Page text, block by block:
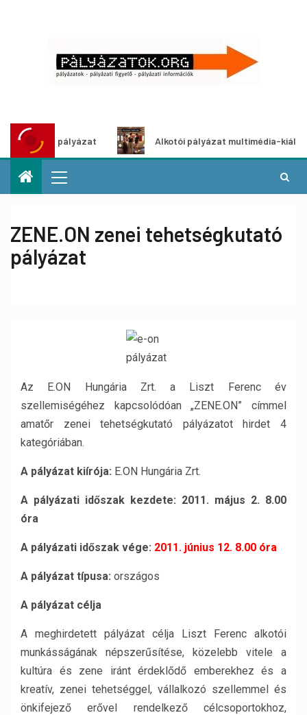
Alkotói pályázat multimédia-kiállításhoz
ZENE.ON zenei tehetségkutató
pályázat
Az E.ON Hungária Zrt. a Liszt Ferenc év
szellemiségéhez kapcsolódóan „ZENE.ON” címmel
amatőr zenei tehetségkutató pályázatot hirdet 4
kategóriában.
A pályázat kiírója: E.ON Hungária Zrt.
A pályázati időszak kezdete: 2011. május 2. 8.00
óra
A pályázati időszak vége: 2011. június 12. 8.00 óra
A pályázat típusa: országos
A pályázat célja
A meghirdetett pályázat célja Liszt Ferenc alkotói
munkásságának népszerűsítése, közelebb vitele a
kultúra és zene iránt érdeklődő emberekhez és a
kreatív, zenei tehetséggel, vállalkozó szellemmel és
önkifejező erővel rendelkező célcsoportokhoz,